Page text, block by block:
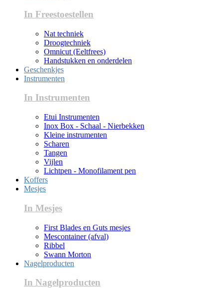
In Freestoestellen
Nat techniek
Droogtechniek
Omnicut (Eeltfrees)
Handstukken en onderdelen
Geschenkjes
Instrumenten
In Instrumenten
Etui Instrumenten
Inox Box - Schaal - Nierbekken
Kleine instrumenten
Scharen
Tangen
Vijlen
Lichtpen - Monofilament pen
Koffers
Mesjes
In Mesjes
First Blades en Guts mesjes
Mescontainer (afval)
Ribbel
Swann Morton
Nagelproducten
In Nagelproducten